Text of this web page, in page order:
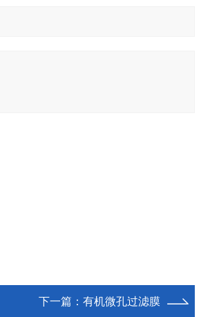
下一篇： 有机微孔过滤膜